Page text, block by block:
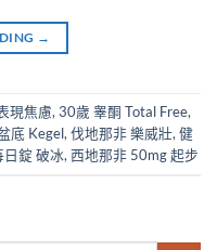
→
現焦慮,30歲 睾酮 Total Free,
底 Kegel,伐地那非 樂威壯,健
日錠 破冰,西地那非 50mg 起步